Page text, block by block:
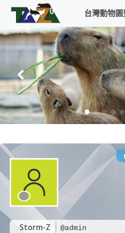
to
台灣動物
Storm-Z @admin